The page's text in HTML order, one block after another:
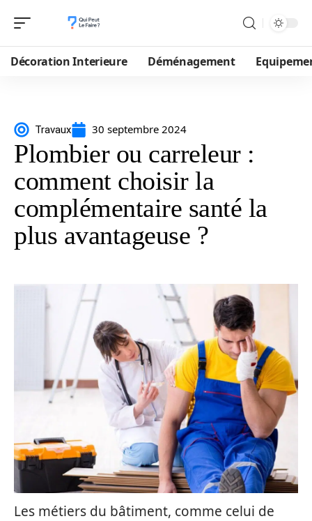
Décoration Interieure Déménagement
Travaux 30 septembre 2024
Plombier ou carreleur :
comment choisir la
complémentaire santé la
plus avantageuse ?
Les métiers du bâtiment, comme celui de